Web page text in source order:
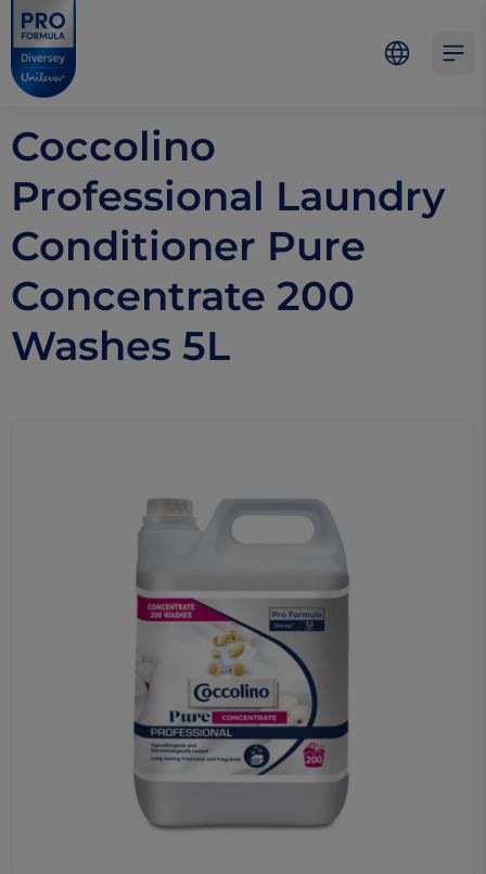
Skip to main content
Skip to navigation
Skip to footer
Pro Formula
Coccolino
Professional Laundry
Conditioner Pure
Concentrate 200
Washes 5L